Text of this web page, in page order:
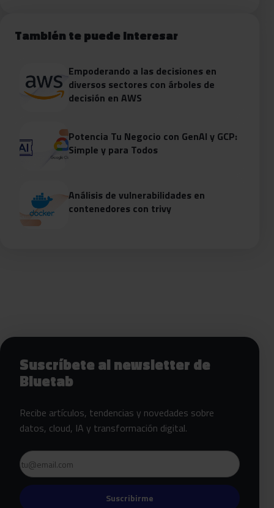
También te puede interesar
Empoderando a las decisiones en
diversos sectores con árboles de
decisión en AWS
Potencia Tu Negocio con GenAI y GCP:
Simple y para Todos
Análisis de vulnerabilidades en
contenedores con trivy
Siguientes pasos con Bluetab
Suscríbete al newsletter de
Bluetab
Recibe artículos, tendencias y novedades sobre
datos, cloud, IA y transformación digital.
Email
Suscribirme